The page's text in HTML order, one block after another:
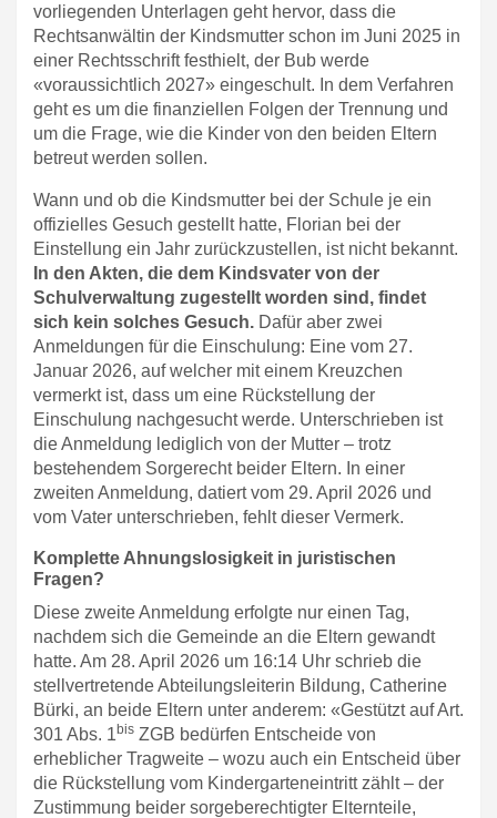
vorliegenden Unterlagen geht hervor, dass die
Rechtsanwältin der Kindsmutter schon im Juni 2025 in
einer Rechtsschrift festhielt, der Bub werde
«voraussichtlich 2027» eingeschult. In dem Verfahren
geht es um die finanziellen Folgen der Trennung und
um die Frage, wie die Kinder von den beiden Eltern
betreut werden sollen.
Wann und ob die Kindsmutter bei der Schule je ein
offizielles Gesuch gestellt hatte, Florian bei der
Einstellung ein Jahr zurückzustellen, ist nicht bekannt.
In den Akten, die dem Kindsvater von der
Schulverwaltung zugestellt worden sind, findet
sich kein solches Gesuch. Dafür aber zwei
Anmeldungen für die Einschulung: Eine vom 27.
Januar 2026, auf welcher mit einem Kreuzchen
vermerkt ist, dass um eine Rückstellung der
Einschulung nachgesucht werde. Unterschrieben ist
die Anmeldung lediglich von der Mutter – trotz
bestehendem Sorgerecht beider Eltern. In einer
zweiten Anmeldung, datiert vom 29. April 2026 und
vom Vater unterschrieben, fehlt dieser Vermerk.
Komplette Ahnungslosigkeit in juristischen
Fragen?
Diese zweite Anmeldung erfolgte nur einen Tag,
nachdem sich die Gemeinde an die Eltern gewandt
hatte. Am 28. April 2026 um 16:14 Uhr schrieb die
stellvertretende Abteilungsleiterin Bildung, Catherine
Bürki, an beide Eltern unter anderem: «Gestützt auf Art.
301 Abs. 1bis ZGB bedürfen Entscheide von
erheblicher Tragweite – wozu auch ein Entscheid über
die Rückstellung vom Kindergarteneintritt zählt – der
Zustimmung beider sorgeberechtigter Elternteile,